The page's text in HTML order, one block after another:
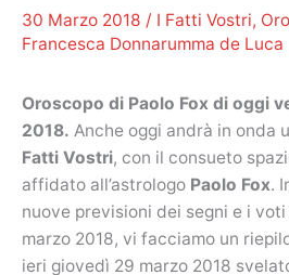
30 Marzo 2018 / I Fatti Vostri,
Francesca Donnarumma de Luca
Oroscopo di Paolo Fox di oggi
2018. Anche oggi andrà in onda
Fatti Vostri, con il consueto
affidato all’astrologo Paolo Fox.
nuove previsioni dei segni e i
marzo 2018, vi facciamo un
ieri giovedì 29 marzo 2018